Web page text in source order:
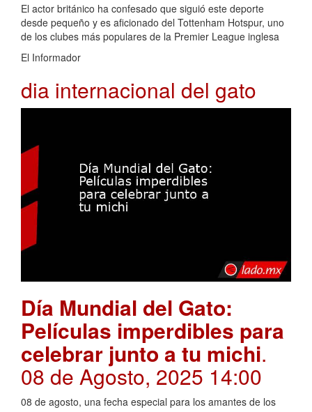
El actor británico ha confesado que siguió este deporte
desde pequeño y es aficionado del Tottenham Hotspur, uno
de los clubes más populares de la Premier League inglesa
El Informador
dia internacional del gato
Día Mundial del Gato:
Películas imperdibles para
celebrar junto a tu michi.
08 de Agosto, 2025 14:00
08 de agosto, una fecha especial para los amantes de los